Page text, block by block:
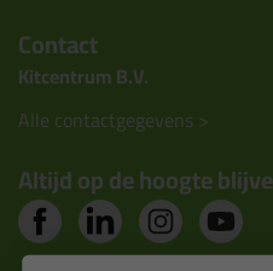
Contact
Kitcentrum B.V.
Alle contactgegevens >
Altijd op de hoogte